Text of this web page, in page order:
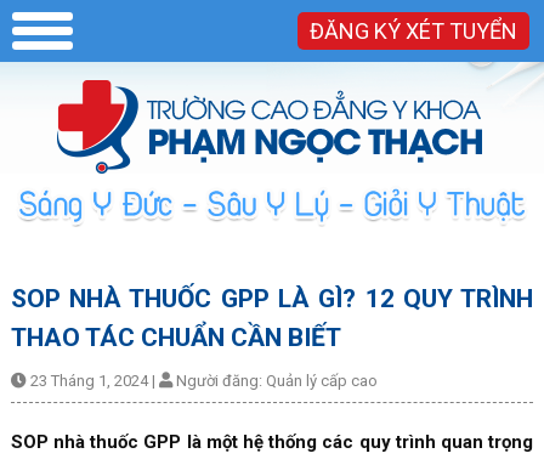
ĐĂNG KÝ XÉT TUYỂN
SOP NHÀ THUỐC GPP LÀ GÌ? 12 QUY TRÌNH
THAO TÁC CHUẨN CẦN BIẾT
23 Tháng 1, 2024 | Người đăng: Quản lý cấp cao
SOP nhà thuốc GPP là một hệ thống các quy trình quan trọng